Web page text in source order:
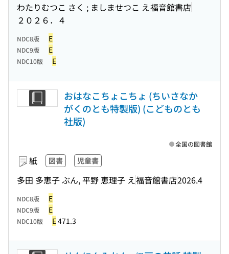
わたりむつこ さく ; ましませつこ え 福音館書店
２０２６．４
NDC8版 E
NDC9版 E
NDC10版 E
おはなこちょこちょ (ちいさなか
がくのとも特製版) (こどものとも
社版)
紙 図書 児童書
多田 多恵子 ぶん, 平野 恵理子 え 福音館書店2026.4
全国の図書館
NDC8版 E
NDC9版 E
NDC10版 E471.3